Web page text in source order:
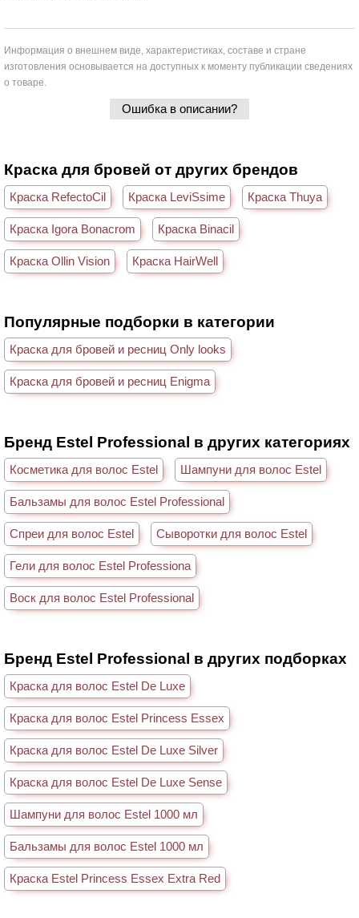
Информация о внешнем виде, характеристиках, составе и стране
изготовления основывается на доступных к моменту публикации сведениях
о товаре.
Ошибка в описании?
Краска для бровей от других брендов
Краска RefectoCil Краска LeviSsime Краска Thuya
Краска Igora Bonacrom Краска Binacil
Краска Ollin Vision Краска HairWell
Популярные подборки в категории
Краска для бровей и ресниц Only looks
Краска для бровей и ресниц Enigma
Бренд Estel Professional в других категориях
Косметика для волос Estel Шампуни для волос Estel
Бальзамы для волос Estel Professional
Спреи для волос Estel Сыворотки для волос Estel
Гели для волос Estel Professiona
Воск для волос Estel Professional
Бренд Estel Professional в других подборках
Краска для волос Estel De Luxe
Краска для волос Estel Princess Essex
Краска для волос Estel De Luxe Silver
Краска для волос Estel De Luxe Sense
Шампуни для волос Estel 1000 мл
Бальзамы для волос Estel 1000 мл
Краска Estel Princess Essex Extra Red